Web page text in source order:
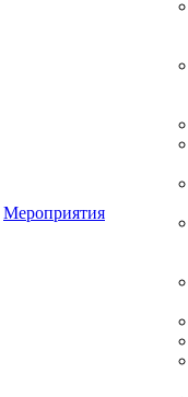
Мероприятия